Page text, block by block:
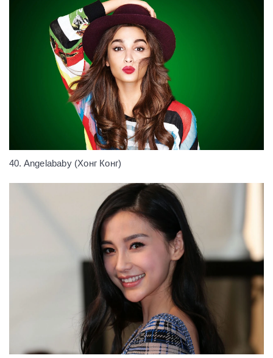
40. Angelababy (Хонг Конг)